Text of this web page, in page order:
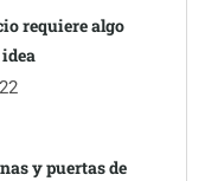
requiere algo
y puertas de